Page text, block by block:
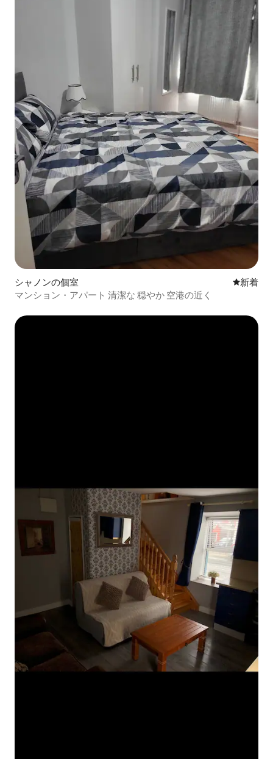
シャノンの個室 新しい宿
新着
マンション・アパート 清潔な 穏やか 空港の近く